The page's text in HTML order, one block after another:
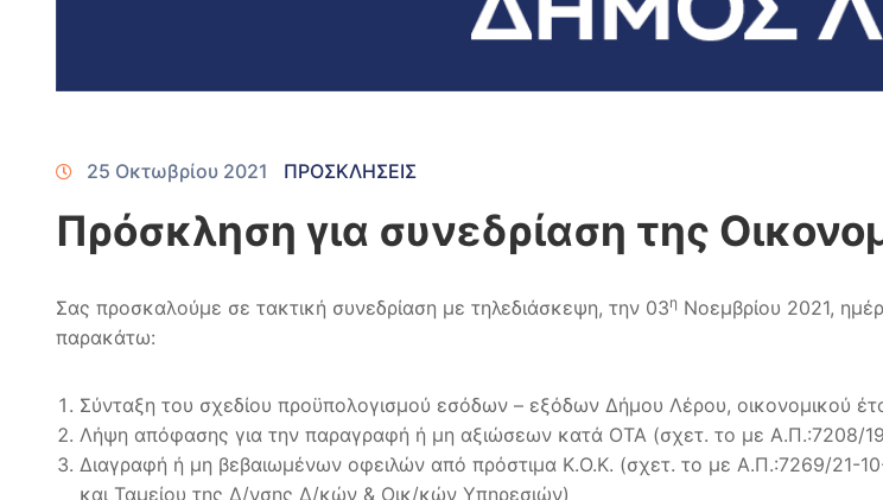
25 Οκτωβρίου 2021 ΠΡΟΣΚΛΗΣΕΙΣ
Πρόσκληση για συνεδρίαση της
Σας προσκαλούμε σε τακτική συνεδρίαση με τηλεδιάσκεψη, την 03η Νοεμβρίου 2021,
παρακάτω:
Σύνταξη του σχεδίου προϋπολογισμού εσόδων – εξόδων Δήμου Λέρου, οικονομικού
Λήψη απόφασης για την παραγραφή ή μη αξιώσεων κατά ΟΤΑ (σχετ. το με Α.Π.:7208/
Διαγραφή ή μη βεβαιωμένων οφειλών από πρόστιμα Κ.Ο.Κ. (σχετ. το με Α.Π.:7269/21-
και Ταμείου της Δ/νσης Δ/κών & Οικ/κών Υπηρεσιών)